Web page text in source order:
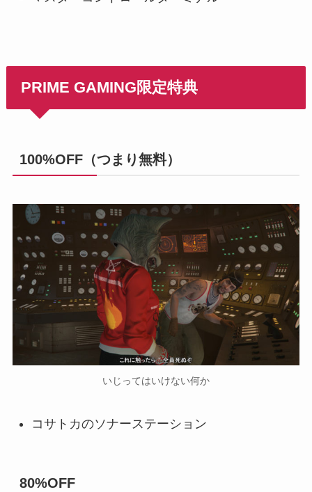
PRIME GAMING限定特典
100%OFF（つまり無料）
いじってはいけない何か
コサトカのソナーステーション
80%OFF